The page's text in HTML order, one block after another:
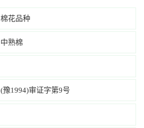
棉花品种
中熟棉
(豫1994)审证字第9号